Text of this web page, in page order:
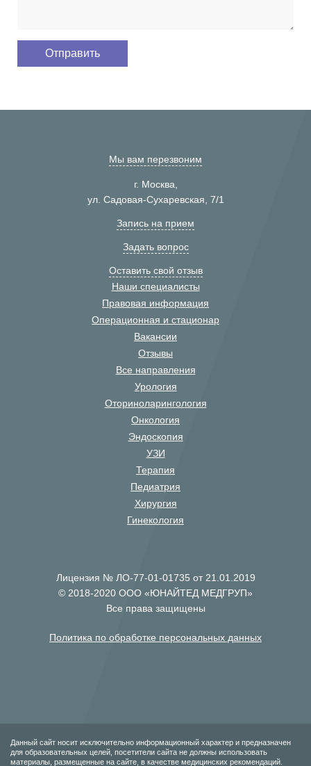
Мы вам перезвоним
г. Москва,
ул. Садовая-Сухаревская, 7/1
Запись на прием
Задать вопрос
Оставить свой отзыв
Наши специалисты
Правовая информация
Операционная и стационар
Вакансии
Отзывы
Все направления
Урология
Оториноларингология
Онкология
Эндоскопия
УЗИ
Терапия
Педиатрия
Хирургия
Гинекология
Лицензия № ЛО-77-01-01735 от 21.01.2019
© 2018-2020 ООО «ЮНАЙТЕД МЕДГРУП»
Все права защищены
Политика по обработке персональных данных
Данный сайт носит исключительно информационный характер и предназначен
для образовательных целей, посетители сайта не должны использовать
материалы, размещенные на сайте, в качестве медицинских рекомендаций.